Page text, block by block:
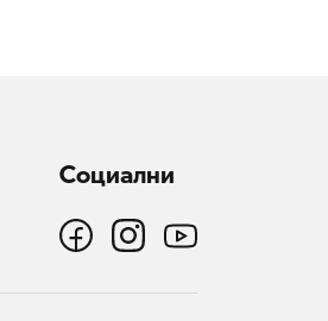
Социални